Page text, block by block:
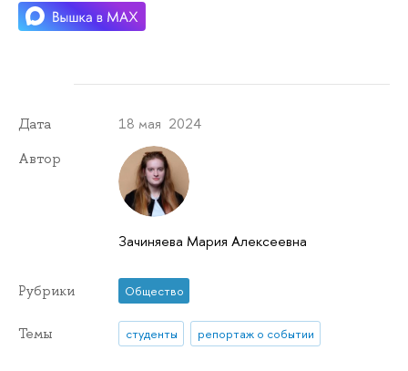
Дата 18 мая 2024
Автор
Зачиняева Мария Алексеевна
Рубрики Общество
Темы студенты репортаж о событии